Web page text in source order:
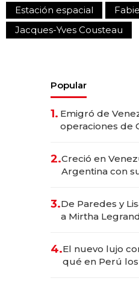
Estación espacial
Jacques-Yves Cousteau
Popular
1. Emigró de
operaciones de
2.Creció en
Argentina con
las marcas
3.De Paredes y
a Mirtha
4.El nuevo lujo
qué en Perú los